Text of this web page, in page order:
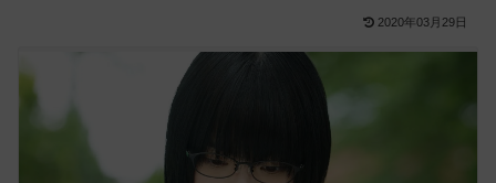
2020年03月29日